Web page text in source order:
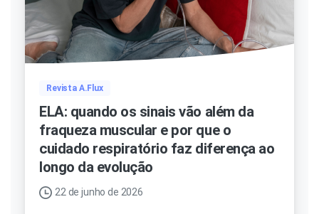
Revista A.Flux
ELA: quando os sinais vão além da
fraqueza muscular e por que o
cuidado respiratório faz diferença ao
longo da evolução
22 de junho de 2026